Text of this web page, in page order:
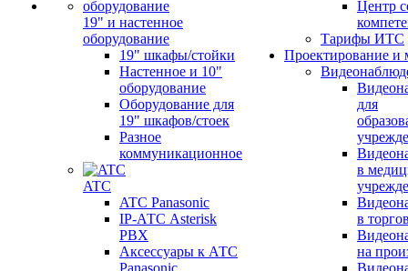
19" и настенное
оборудование
19" шкафы/стойки
Настенное и 10"
оборудование
Оборудование для
19" шкафов/стоек
Разное
коммуникационное
ATC
ATC Panasonic
IP-АТС Asterisk
PBX
Аксессуары к АТС
Panasonic
Центр
Тарифы ИТС
Проектирование и
для
в
в
на